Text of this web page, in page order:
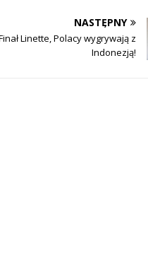
NASTĘPNY
Linette, Polacy wygrywają z
Indonezją!